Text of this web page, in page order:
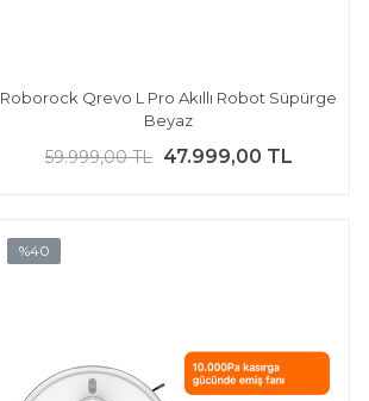
Roborock Qrevo L Pro Akıllı Robot Süpürge
Beyaz
59.999,00 TL 47.999,00 TL
%40